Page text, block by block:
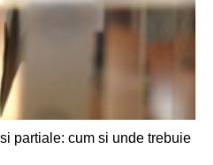
partiale: cum si unde trebuie